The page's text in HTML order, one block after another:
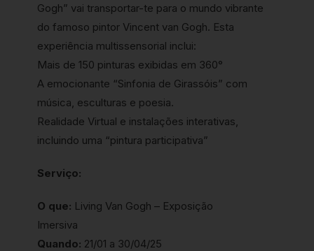
Gogh” vai transportar-te para o mundo vibrante
do famoso pintor Vincent van Gogh. Esta
experiência multissensorial inclui:
Mais de 150 pinturas exibidas em 360°
A emocionante “Sinfonia de Girassóis” com
música, esculturas e poesia.
Realidade Virtual e instalações interativas,
incluindo uma “pintura participativa”
Serviço:
O que: Living Van Gogh – Exposição
Imersiva
Quando: 21/01 a 30/04/25